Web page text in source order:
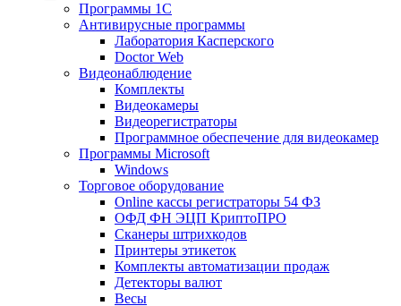
Программы 1С
Антивирусные программы
Лаборатория Касперского
Doctor Web
Видеонаблюдение
Комплекты
Видеокамеры
Видеорегистраторы
Программное обеспечение для видеокамер
Программы Microsoft
Windows
Торговое оборудование
Online кассы регистраторы 54 ФЗ
ОФД ФН ЭЦП КриптоПРО
Сканеры штрихкодов
Принтеры этикеток
Комплекты автоматизации продаж
Детекторы валют
Весы